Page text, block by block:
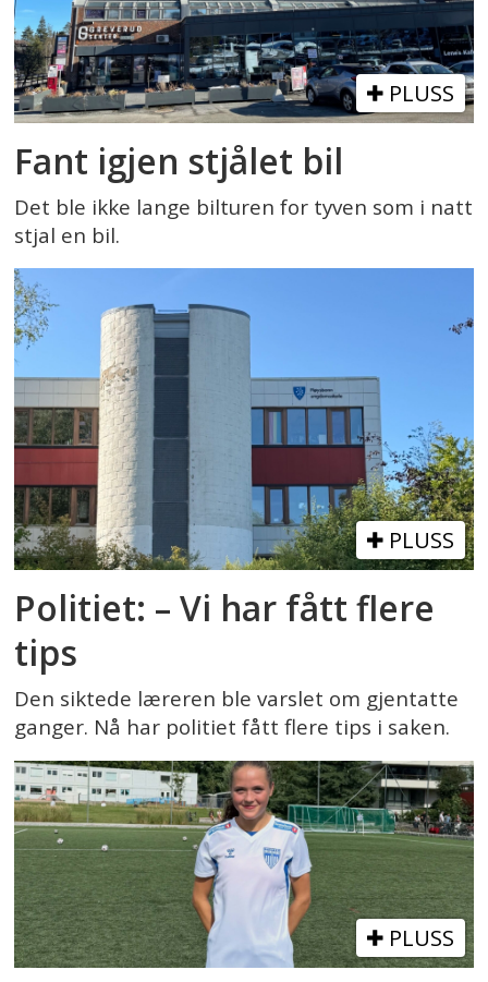
PLUSS
Fant igjen stjålet bil
Det ble ikke lange bilturen for tyven som i natt
stjal en bil.
PLUSS
Politiet: – Vi har fått flere
tips
Den siktede læreren ble varslet om gjentatte
ganger. Nå har politiet fått flere tips i saken.
PLUSS